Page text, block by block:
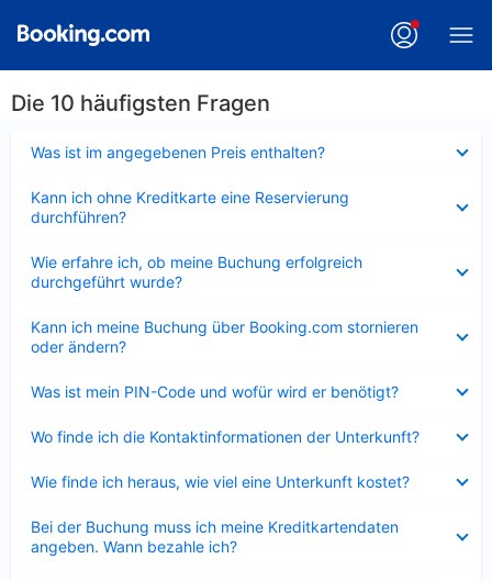
Die 10 häufigsten Fragen
Was ist im angegebenen Preis enthalten?
Kann ich ohne Kreditkarte eine Reservierung
durchführen?
Wie erfahre ich, ob meine Buchung erfolgreich
durchgeführt wurde?
Kann ich meine Buchung über Booking.com stornieren
oder ändern?
Was ist mein PIN-Code und wofür wird er benötigt?
Wo finde ich die Kontaktinformationen der Unterkunft?
Wie finde ich heraus, wie viel eine Unterkunft kostet?
Bei der Buchung muss ich meine Kreditkartendaten
angeben. Wann bezahle ich?